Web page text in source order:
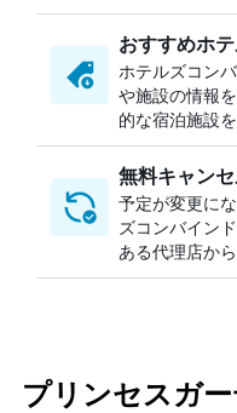
おすすめホ
ホテルズコン
や施設の情報
的な宿泊施設
無料キャン
予定が変更に
ズコンバイン
ある代理店か
プリンセスガ